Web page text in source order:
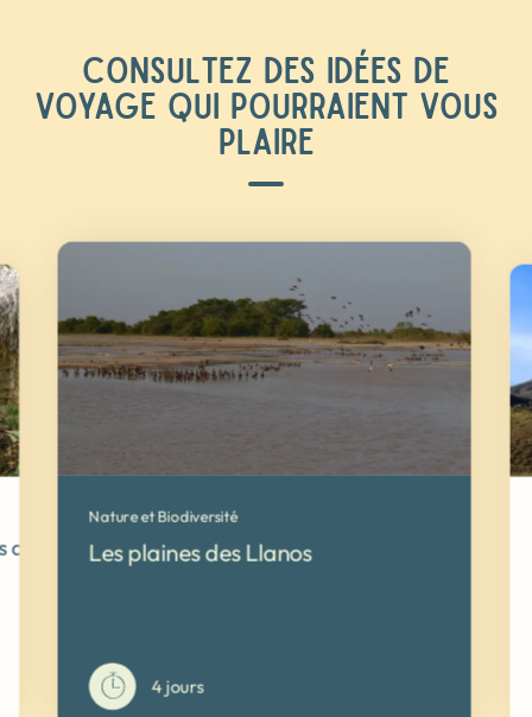
CONSULTEZ DES IDÉES DE
VOYAGE QUI POURRAIENT VOUS
PLAIRE
Colombie: Wayuu, Guambianos, Kogis
Nature et Biodiversité
Les plaines des Llanos
4 jours